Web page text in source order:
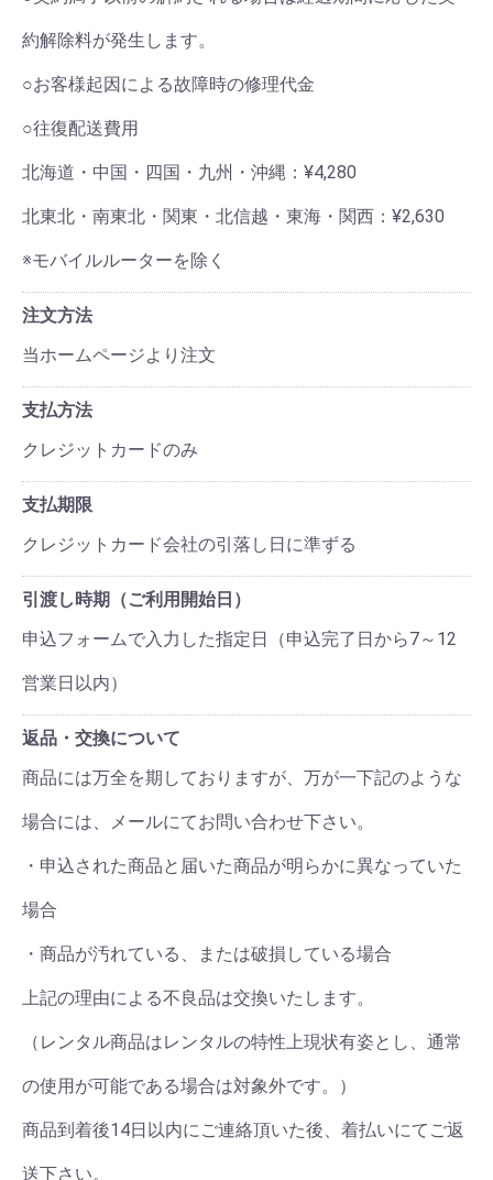
約解除料が発生します。
○お客様起因による故障時の修理代金
○往復配送費用
北海道・中国・四国・九州・沖縄：¥4,280
北東北・南東北・関東・北信越・東海・関西：¥2,630
※モバイルルーターを除く
注文方法
当ホームページより注文
支払方法
クレジットカードのみ
支払期限
クレジットカード会社の引落し日に準ずる
引渡し時期（ご利用開始日）
申込フォームで入力した指定日（申込完了日から7～12
営業日以内）
返品・交換について
商品には万全を期しておりますが、万が一下記のような
場合には、メールにてお問い合わせ下さい。
・申込された商品と届いた商品が明らかに異なっていた
場合
・商品が汚れている、または破損している場合
上記の理由による不良品は交換いたします。
（レンタル商品はレンタルの特性上現状有姿とし、通常
の使用が可能である場合は対象外です。）
商品到着後14日以内にご連絡頂いた後、着払いにてご返
送下さい。